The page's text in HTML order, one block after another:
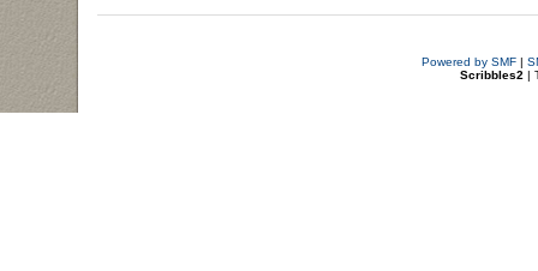
Powered by SMF|
Scribbles2 |